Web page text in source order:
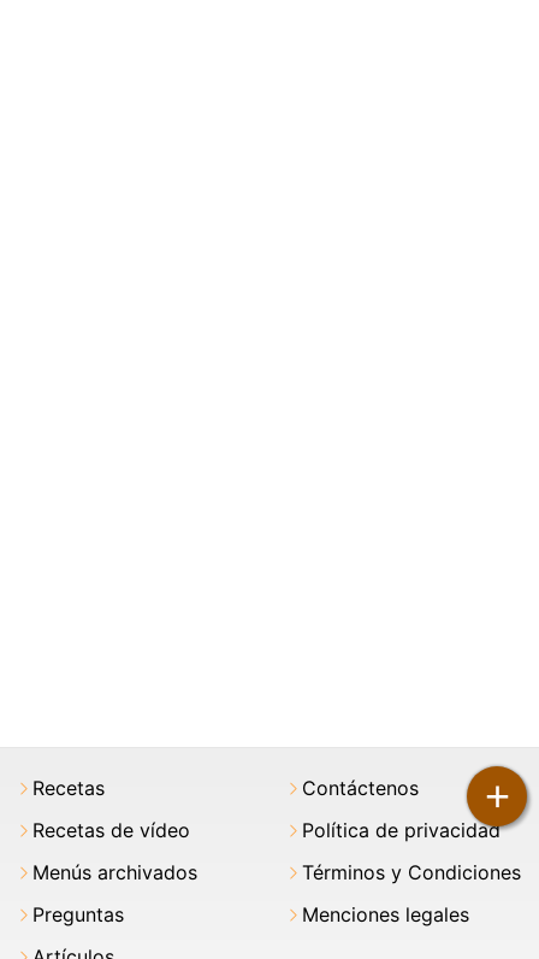
+
Recetas
Recetas de vídeo
Menús archivados
Preguntas
Contáctenos
Política de privacidad
Términos y Condiciones
Menciones legales